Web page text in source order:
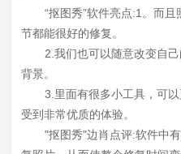
“抠图秀”软件亮点:1。而
节都能很好的修复。
2.我们也可以随意改变自
背景。
3.里面有很多小工具，可
受到非常优质的体验。
"抠图秀"边肖点评:软件中